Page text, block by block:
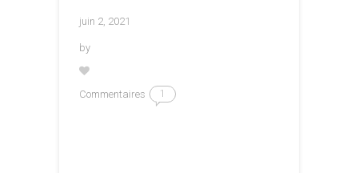
juin 2, 2021
by
Commentaires 1